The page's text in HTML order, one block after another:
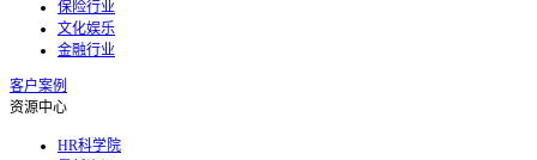
保险行业
文化娱乐
金融行业
客户案例
资源中心
HR科学院